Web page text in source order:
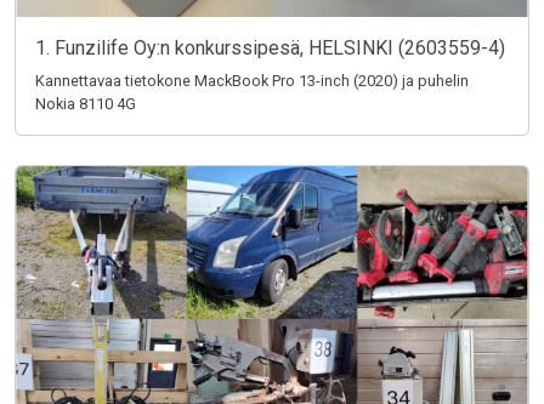
1. Funzilife Oy:n konkurssipesä, HELSINKI (2603559-4)
Kannettavaa tietokone MackBook Pro 13-inch (2020) ja puhelin
Nokia 8110 4G